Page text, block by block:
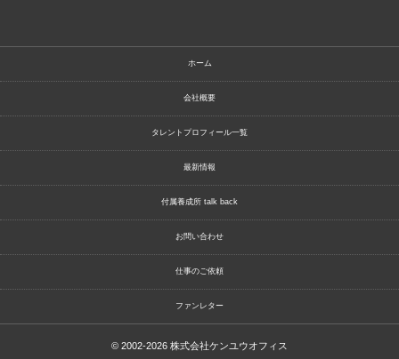
ホーム
会社概要
タレントプロフィール一覧
最新情報
付属養成所 talk back
お問い合わせ
仕事のご依頼
ファンレター
© 2002-2026 株式会社ケンユウオフィス